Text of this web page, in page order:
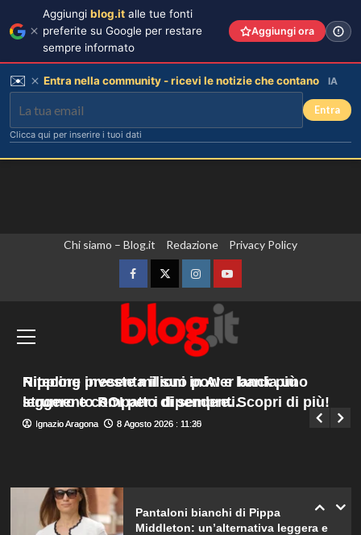
Chi siamo – Blog.it Redazione Privacy Policy
FacebookTwitterInstagramYouTube
principale
Zelensky in Serbia, prima visita
dall’inizio della guerra
Giuseppe Recca 8 Agosto 2026 : 7:45
Nitecore presenta il suo power bank più
leggero e compatto di sempre. Scopri di più!
Ignazio Aragona 8 Agosto 2026 : 11:30
Rippling investe milioni in AI e lancia uno
strumento ROI per i dipendenti.
Ignazio Aragona 8 Agosto 2026 : 11:25
Carolina Marconi in vacanza:
“Pressione alta, nausea e mal di
testa, ho temuto il peggio.”
Debora Bragetti in vacanza da sola:
finita la relazione con Alessio Pilli
Elisabetta Gregoraci incontra la
Pantaloni bianchi di Pippa
Middleton: un’alternativa leggera e
Aggiungi blog.it alle tue fonti
preferite su Google per restare
sempre informato
Aggiungi ora
✉️ Entra nella community - ricevi le notizie che contano IA
Entra
Clicca qui per inserire i tuoi dati